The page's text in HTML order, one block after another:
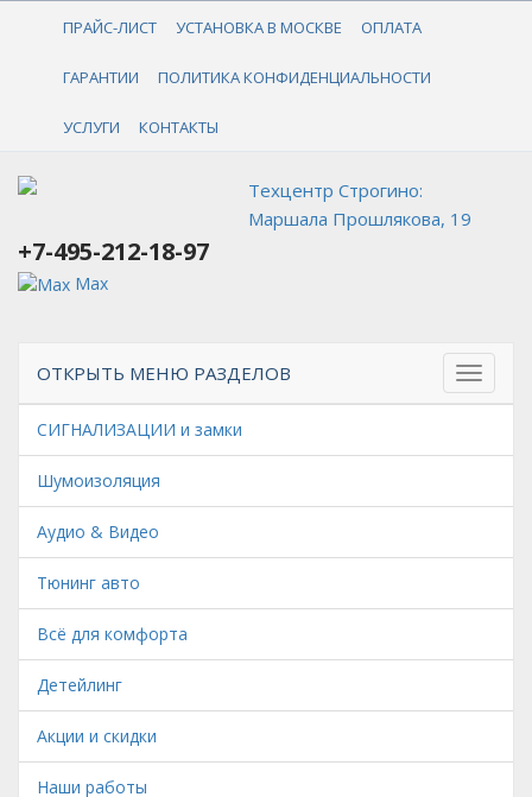
+7-495-212-18-97
ПРАЙС-ЛИСТ УСТАНОВКА В МОСКВЕ ОПЛАТА
ГАРАНТИИ ПОЛИТИКА КОНФИДЕНЦИАЛЬНОСТИ
УСЛУГИ КОНТАКТЫ
Техцентр Строгино:
Маршала Прошлякова, 19
+7-495-212-18-97
Max
ОТКРЫТЬ МЕНЮ РАЗДЕЛОВ
СИГНАЛИЗАЦИИ и замки
Шумоизоляция
Аудио & Видео
Тюнинг авто
Всё для комфорта
Детейлинг
Акции и скидки
Наши работы